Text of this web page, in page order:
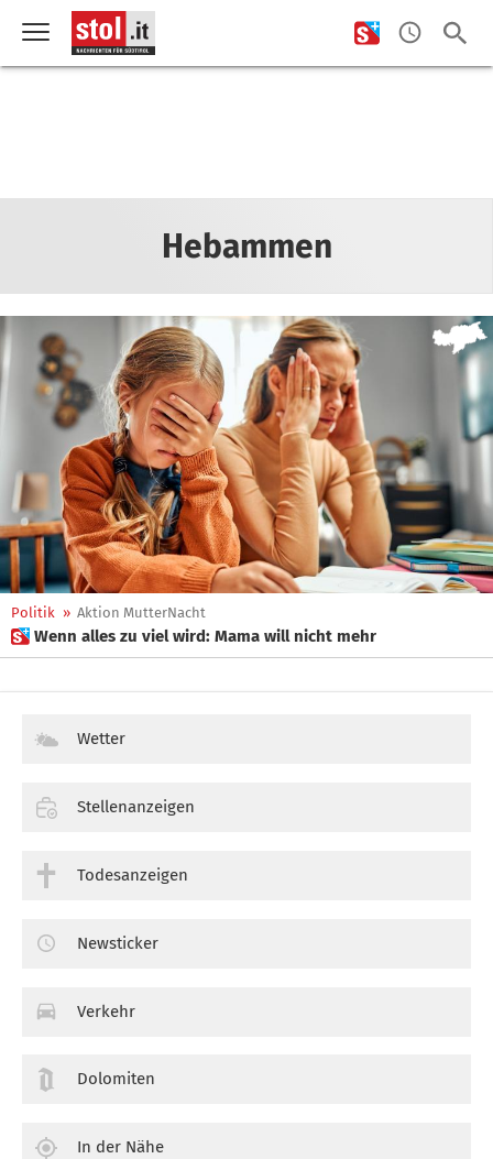
Hebammen
Politik » Aktion MutterNacht
 Wenn alles zu viel wird: Mama will nicht mehr
Wetter
Stellenanzeigen
Todesanzeigen
Newsticker
Verkehr
Dolomiten
In der Nähe